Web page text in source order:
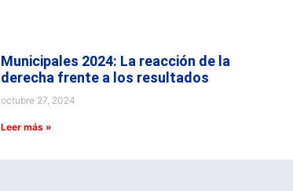
Municipales 2024: La reacción de la
derecha frente a los resultados
octubre 27, 2024
Leer más »